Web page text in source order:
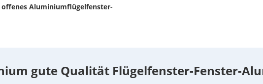
offenes Aluminiumflügelfenster-
gute Qualität Flügelfenster-Fenster-